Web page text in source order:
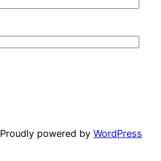
Proudly powered by WordPress